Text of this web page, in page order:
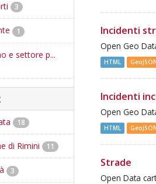
3
1
e settore p...
18
di Rimini 11
3
Incidenti
Open Geo
HTML
Incidenti
Open Geo
HTML
Strade
Open Data